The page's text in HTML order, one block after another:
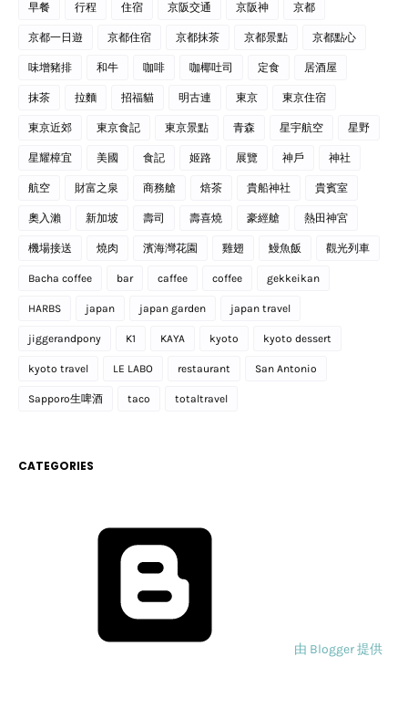
早餐 行程 住宿 京阪交通 京阪神 京都
京都一日遊 京都住宿 京都抹茶 京都景點 京都點心
味增豬排 和牛 咖啡 咖椰吐司 定食 居酒屋
抹茶 拉麵 招福貓 明古連 東京 東京住宿
東京近郊 東京食記 東京景點 青森 星宇航空 星野
星耀樟宜 美國 食記 姬路 展覽 神戶 神社
航空 財富之泉 商務艙 焙茶 貴船神社 貴賓室
奧入瀨 新加坡 壽司 壽喜燒 豪經艙 熱田神宮
機場接送 燒肉 濱海灣花園 雞翅 鰻魚飯 觀光列車
Bacha coffee bar caffee coffee gekkeikan
HARBS japan japan garden japan travel
jiggerandpony K1 KAYA kyoto kyoto dessert
kyoto travel LE LABO restaurant San Antonio
Sapporo生啤酒 taco totaltravel
CATEGORIES
由 Blogger 提供